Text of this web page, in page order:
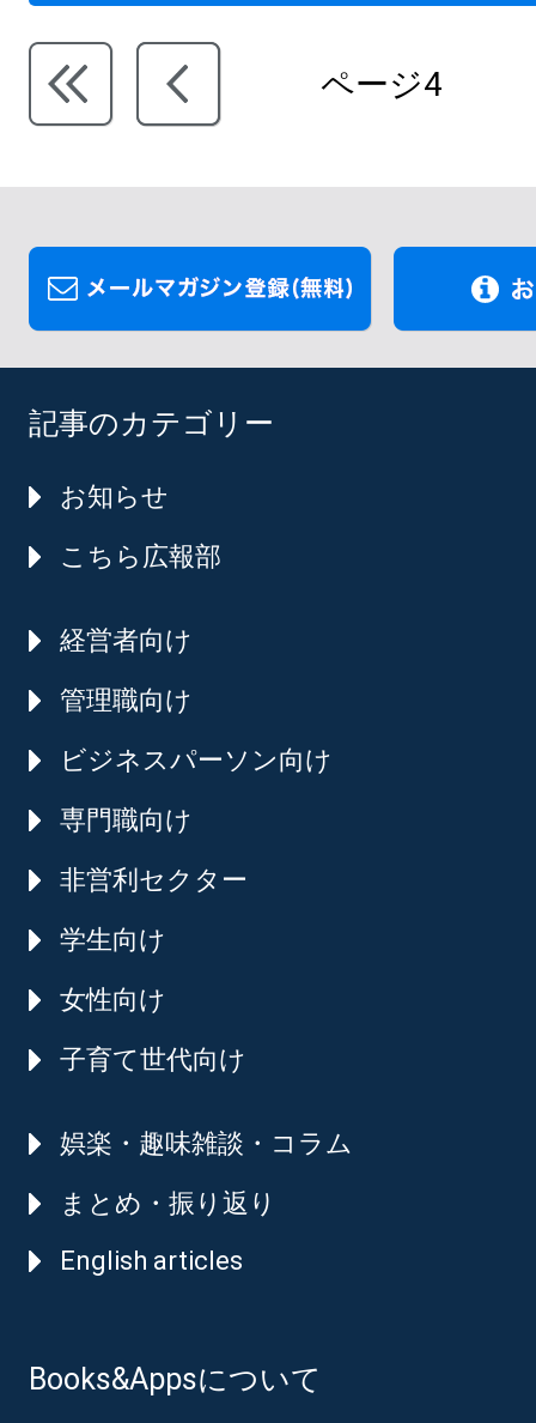
ページ4
記事のカテゴリー
お知らせ
こちら広報部
経営者向け
管理職向け
ビジネスパーソン向け
専門職向け
非営利セクター
学生向け
女性向け
子育て世代向け
娯楽・趣味雑談・コラム
まとめ・振り返り
English articles
Books&Appsについて